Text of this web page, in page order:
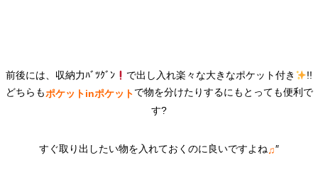
前後には、収納力ﾊﾞﾂｸﾞﾝ で出し入れ楽々な大きなポケット付き
!!
どちらもポケットinポケットで物を分けたりするにもとっても便利で
す?
すぐ取り出したい物を入れておくのに良いですよね♫″